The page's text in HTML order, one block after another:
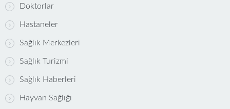
Doktorlar
Hastaneler
Sağlık Merkezleri
Sağlık Turizmi
Sağlık Haberleri
Hayvan Sağlığı